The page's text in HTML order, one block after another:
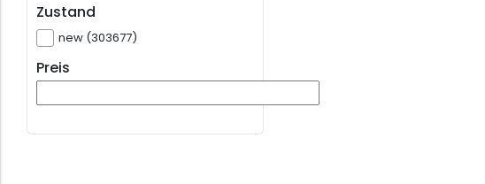
Zustand
new (303677)
Preis